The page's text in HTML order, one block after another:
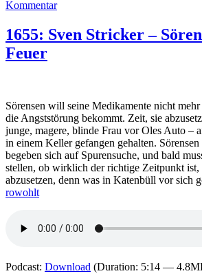
Kommentarzu
Interview
mit
1655: Sven Stricker –
Feuer
Sörensen will seine Medikamente nicht
die Angststörung bekommt. Zeit, sie
junge, magere, blinde Frau vor Oles Auto –
in einem Keller gefangen gehalten. Sörensen
begeben sich auf Spurensuche, und bald
stellen, ob wirklich der richtige Zeitpunkt ist,
abzusetzen, denn was in Katenbüll vor sich
rowohlt
Podcast: Download (Duration: 5:14 —